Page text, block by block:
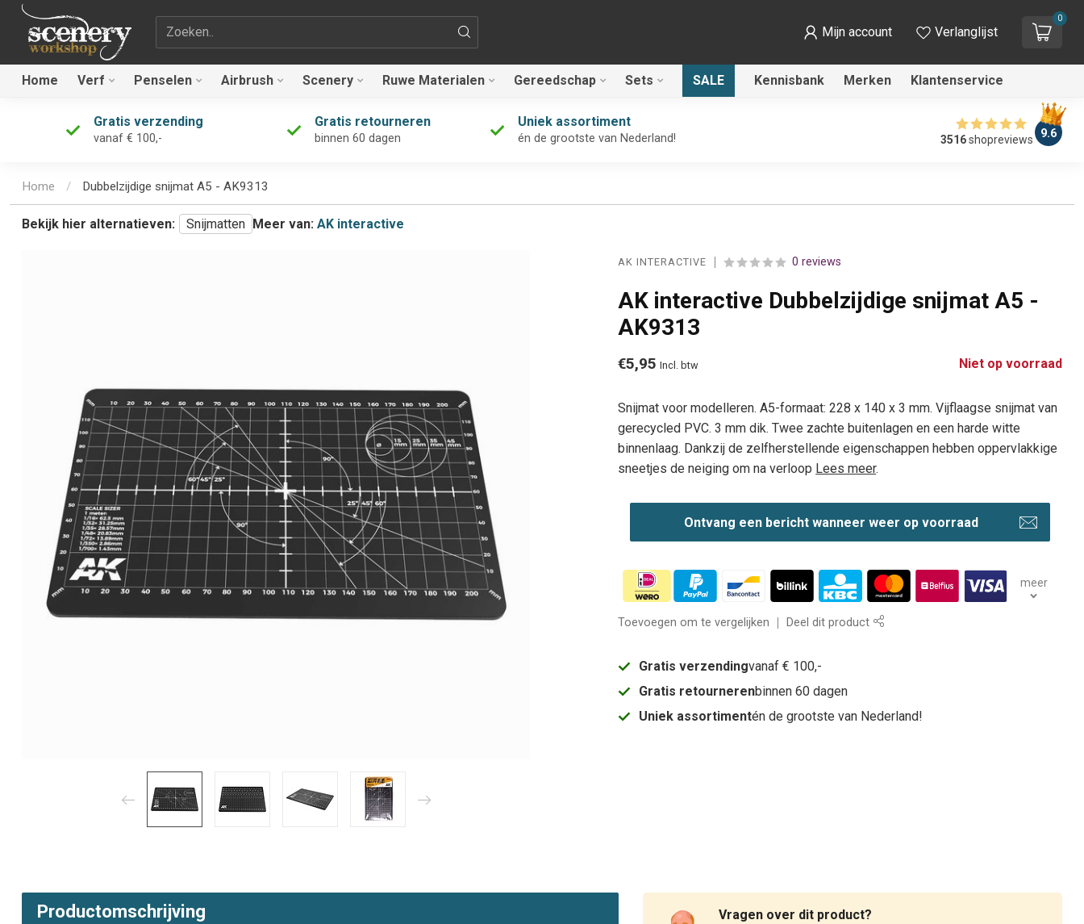
Zoekterm Mijn account Verlanglijst
0
Home Verf Penselen Airbrush Scenery Ruwe Materialen Gereedschap Sets SALE Kennisbank Merken Klantenservice
Gratis verzending
vanaf € 100,-
Gratis retourneren
binnen 60 dagen
Uniek assortiment
én de grootste van Nederland! 3516shopreviews 9.6
Home / Dubbelzijdige snijmat A5 - AK9313
Bekijk hier alternatieven: Snijmatten Meer van: AK interactive
AK INTERACTIVE 0 reviews
AK interactive Dubbelzijdige snijmat A5 -
AK9313
€5,95 Incl. btw Niet op voorraad
Snijmat voor modelleren. A5-formaat: 228 x 140 x 3 mm. Vijflaagse snijmat van
gerecycled PVC. 3 mm dik. Twee zachte buitenlagen en een harde witte
binnenlaag. Dankzij de zelfherstellende eigenschappen hebben oppervlakkige
sneetjes de neiging om na verloop Lees meer.
Ontvang een bericht wanneer weer op voorraad
meer
Toevoegen om te vergelijken Deel dit product
Gratis verzendingvanaf € 100,-
Gratis retournerenbinnen 60 dagen
Uniek assortimentén de grootste van Nederland!
Productomschrijving
Vragen over dit product?